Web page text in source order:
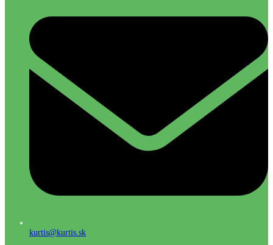
kurtis@kurtis.sk